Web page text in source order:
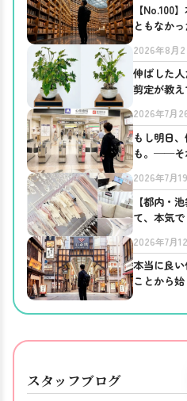
【No.100
ともなか
2026年8月2
伸ばした
剪定が教
2026年7月
もし明日
も。──そ
2026年7月
【都内・
て、本気
2026年7月
本当に良
ことから
スタッフブログ